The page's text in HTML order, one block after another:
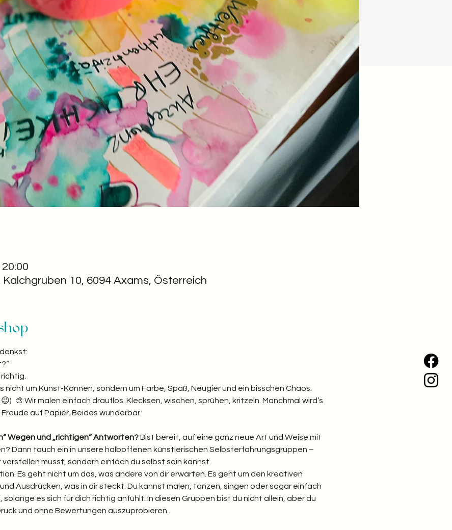
10, 6094 Axams, Österreich
nicht um Kunst-Können, sondern um Farbe, Spaß, Neugier und ein bisschen Chaos.
🎨 Wir malen einfach drauflos. Klecksen, wischen, sprühen, kritzeln. Manchmal wird’s
auf Papier. Beides wunderbar.
Wegen und „richtigen“ Antworten? Bist bereit, auf eine ganz neue Art und Weise mit
Dann tauch ein in unsere halboffenen künstlerischen Selbsterfahrungsgruppen –
musst, sondern einfach du selbst sein kannst.
Es geht nicht um das, was andere von dir erwarten. Es geht um den kreativen
Ausdrücken, was in dir steckt. Du kannst malen, tanzen, singen oder sogar einfach
solange es sich für dich richtig anfühlt. In diesen Gruppen bist du nicht allein, aber du
und ohne Bewertungen auszuprobieren.